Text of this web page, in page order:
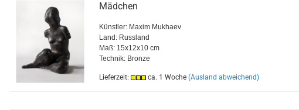
Mädchen
Künstler: Maxim Mukhaev
Land: Russland
Maß: 15x12x10 cm
Technik: Bronze
Lieferzeit: ca. 1 Woche (Ausland abweichend)